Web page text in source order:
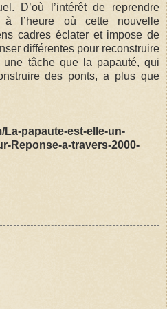
D’où l’intérêt de reprendre
à l’heure où cette nouvelle
cadres éclater et impose de
différentes pour reconstruire
tâche que la papauté, qui
des ponts, a plus que
La-papaute-est-elle-un-
Reponse-a-travers-2000-